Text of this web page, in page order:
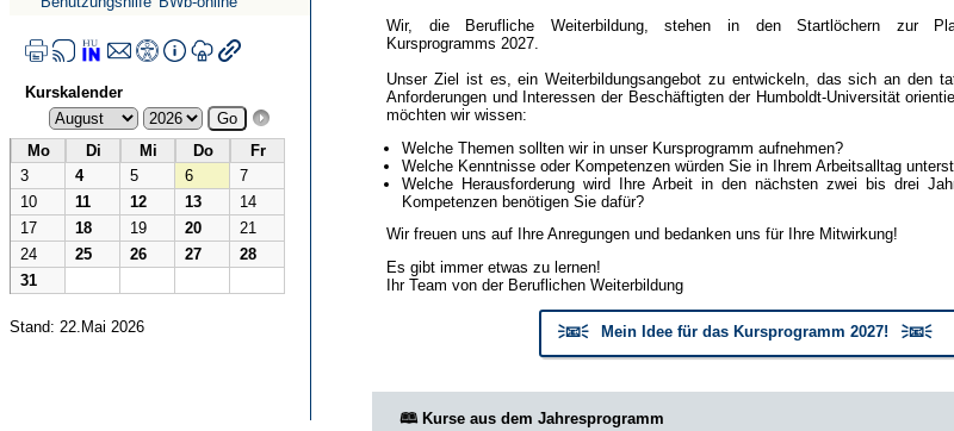
Kurskalender
Mo Di Mi Do
Fr
3
4 5 6
7
10
11 12 13
14
17
18 19 20
21
24
25 26 27
28
31
Stand: 22.Mai 2026
Wir, die Berufliche Weiterbildung, stehen in den Startlöchern zur
Kursprogramms 2027.
Unser Ziel ist es, ein Weiterbildungsangebot zu entwickeln, das sich an den
Anforderungen und Interessen der Beschäftigten der Humboldt-Universität
möchten wir wissen:
Welche Themen sollten wir in unser Kursprogramm aufnehmen?
Welche Kenntnisse oder Kompetenzen würden Sie in Ihrem Arbeitsalltag
Welche Herausforderung wird Ihre Arbeit in den nächsten zwei bis drei
Kompetenzen benötigen Sie dafür?
Wir freuen uns auf Ihre Anregungen und bedanken uns für Ihre Mitwirkung!
Es gibt immer etwas zu lernen!
Ihr Team von der Beruflichen Weiterbildung
🗦📧🗧 Mein Idee für das Kursprogramm 2027! 🗦📧🗧
🕮 Kurse aus dem Jahresprogramm